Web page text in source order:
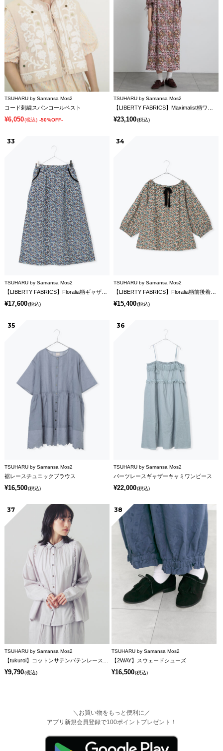
TSUHARU by Samansa Mos2
コード刺繍スパンコールベスト
¥6,050(税込) -50%OFF-
TSUHARU by Samansa Mos2
¥23,100(税込)
33
TSUHARU by Samansa Mos2
【LIBERTY FABRICS】Floralia柄ギャザースカート
¥17,600(税込)
34
TSUHARU by Samansa Mos2
¥15,400(税込)
35
TSUHARU by Samansa Mos2
裾レースチュニックブラウス
¥16,500(税込)
36
TSUHARU by Samansa Mos2
パーツレースギャザーキャミワンピース
¥22,000(税込)
37
TSUHARU by Samansa Mos2
¥9,790(税込)
38
TSUHARU by Samansa Mos2
【2WAY】スウェードシューズ
¥16,500(税込)
＼お買い物をもっと便利に／
アプリ新規会員登録で100ポイントプレゼント！